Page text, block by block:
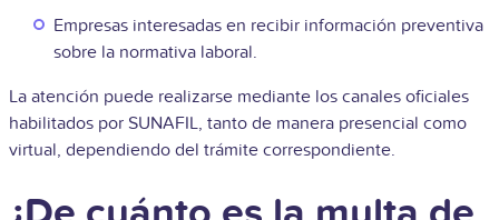
Empresas interesadas en recibir información preventiva
sobre la normativa laboral.
La atención puede realizarse mediante los canales oficiales
habilitados por SUNAFIL, tanto de manera presencial como
virtual, dependiendo del trámite correspondiente.